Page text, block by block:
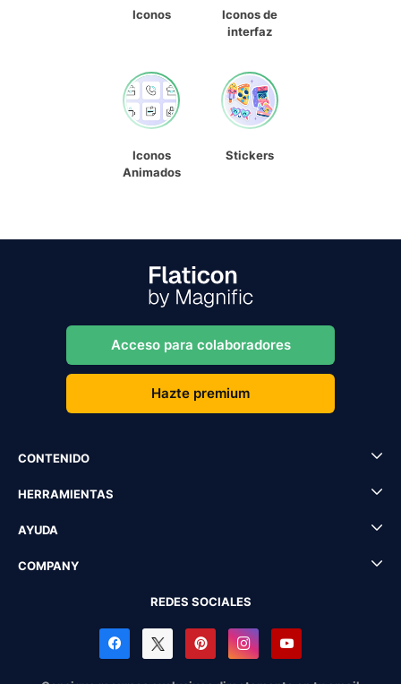
Iconos
Iconos de
interfaz
Iconos
Animados
Stickers
Acceso para colaboradores
Hazte premium
CONTENIDO
HERRAMIENTAS
AYUDA
COMPANY
REDES SOCIALES